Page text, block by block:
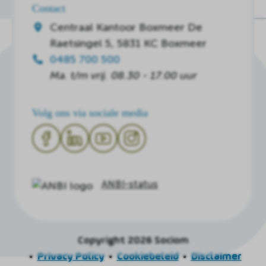
Contact
Centraal Kantoor Boxmeer De
Raetsingel 5, 5831 KC Boxmeer
0485 700 500
Ma. t/m vrij. 08.30 - 17.00 uur
Volg ons via sociale media
ANBI-status
Copyright 2026 Sociom
Privacy Policy
Cookiebeleid Disclaimer